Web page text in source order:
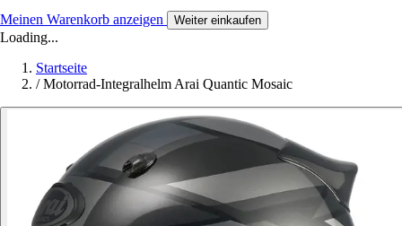
Meinen Warenkorb anzeigen Weiter einkaufen
Loading...
Startseite
/ Motorrad-Integralhelm Arai Quantic Mosaic